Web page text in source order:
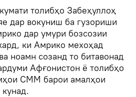
толибҳо Забеҳуллоҳ
дар вокуниш ба гузориши
дар умури бозсозии
ки Амрико мехоҳад
ноамн созанд то битавонад
Афғонистон ё толибҳо
СММ барои амалҳои